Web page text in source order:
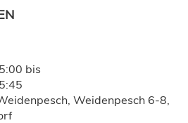
bis
Weidenpesch 6-8,